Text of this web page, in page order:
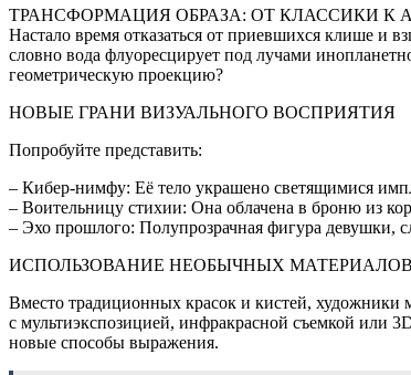
ТРАНСФОРМАЦИЯ ОБРАЗА: ОТ КЛАССИКИ К
Настало время отказаться от приевшихся клише и
словно вода флуоресцирует под лучами
геометрическую проекцию?
НОВЫЕ ГРАНИ ВИЗУАЛЬНОГО ВОСПРИЯТИЯ
Попробуйте представить:
– Кибер-нимфу: Её тело украшено светящимися
– Воительницу стихии: Она облачена в броню из
– Эхо прошлого: Полупрозрачная фигура девушки,
ИСПОЛЬЗОВАНИЕ НЕОБЫЧНЫХ
Вместо традиционных красок и кистей, художники
с мультиэкспозицией, инфракрасной съемкой или
новые способы выражения.